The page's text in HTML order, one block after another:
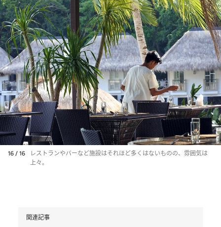
16 / 16
レストランやバーなど施設はそれほど多くはないものの、雰囲気は
上々。
関連記事